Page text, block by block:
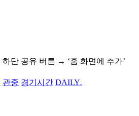
하단 공유 버튼 → ‘홈 화면에 추가’
관중 경기시간 DAILY.